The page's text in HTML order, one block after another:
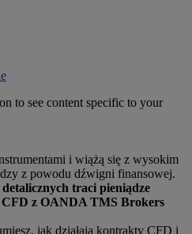
to see content specific to your
i wiążą się z wysokim
z powodu dźwigni finansowej.
traci pieniądze
z OANDA TMS Brokers
jak działają kontrakty CFD i